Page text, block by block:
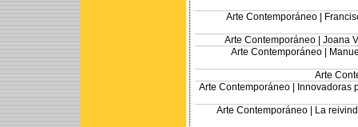
Arte Contemporáneo |
Arte Contemporáneo | Joana
Arte Contemporáneo |
Arte
Arte Contemporáneo |
Innovadoras
Arte Contemporáneo | La